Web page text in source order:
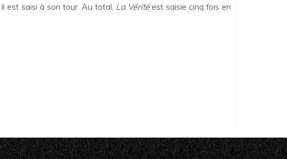
est saisi à son tour. Au total, La Véritéest saisie cinq fois en